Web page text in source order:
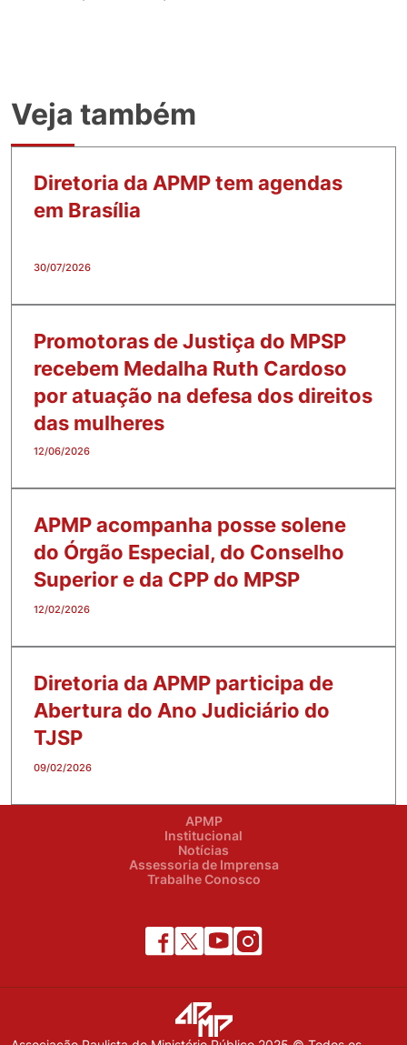
Veja também
Diretoria da APMP tem agendas
em Brasília
30/07/2026
Promotoras de Justiça do MPSP
recebem Medalha Ruth Cardoso
por atuação na defesa dos direitos
das mulheres
12/06/2026
APMP acompanha posse solene
do Órgão Especial, do Conselho
Superior e da CPP do MPSP
12/02/2026
Diretoria da APMP participa de
Abertura do Ano Judiciário do
TJSP
09/02/2026
APMP
Institucional
Notícias
Assessoria de Imprensa
Trabalhe Conosco